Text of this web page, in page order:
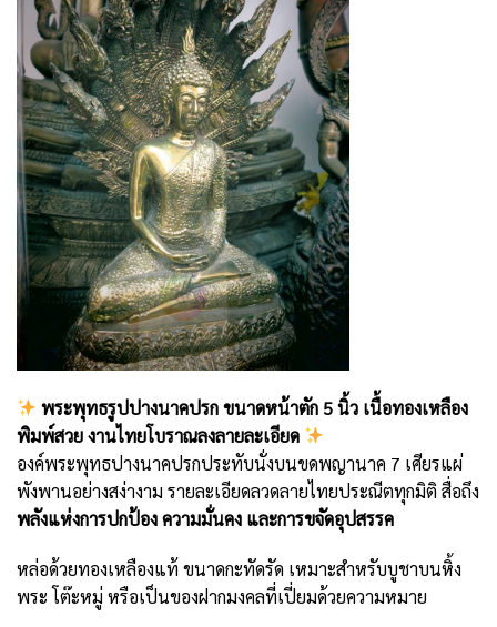
พระพุทธรูปปางนาคปรก ขนาดหน้าตัก 5 นิ้ว เนื้อทองเหลือง
พิมพ์สวย งานไทยโบราณลงลายละเอียด
องค์พระพุทธปางนาคปรกประทับนั่งบนขดพญานาค 7 เศียรแผ่
พังพานอย่างสง่างาม รายละเอียดลวดลายไทยประณีตทุกมิติ สื่อถึง
พลังแห่งการปกป้อง ความมั่นคง และการขจัดอุปสรรค
หล่อด้วยทองเหลืองแท้ ขนาดกะทัดรัด เหมาะสำหรับบูชาบนหิ้ง
พระ โต๊ะหมู่ หรือเป็นของฝากมงคลที่เปี่ยมด้วยความหมาย